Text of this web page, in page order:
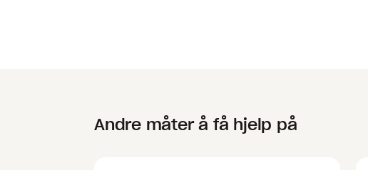
Andre måter å få hjelp på